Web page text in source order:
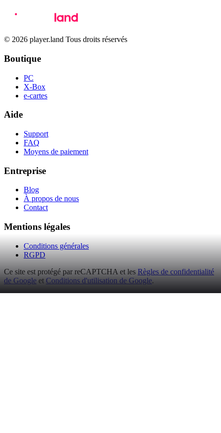
© 2026 player.land Tous droits réservés
Boutique
PC
X-Box
e-cartes
Aide
Support
FAQ
Moyens de paiement
Entreprise
Blog
À propos de nous
Contact
Mentions légales
Conditions générales
RGPD
Ce site est protégé par reCAPTCHA et les Règles de confidentialité
de Google et Conditions d'utilisation de Google.